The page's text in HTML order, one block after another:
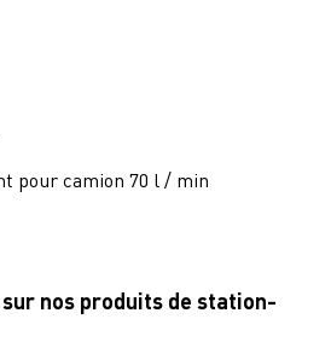
pour camion 70 l / min
nos produits de station-